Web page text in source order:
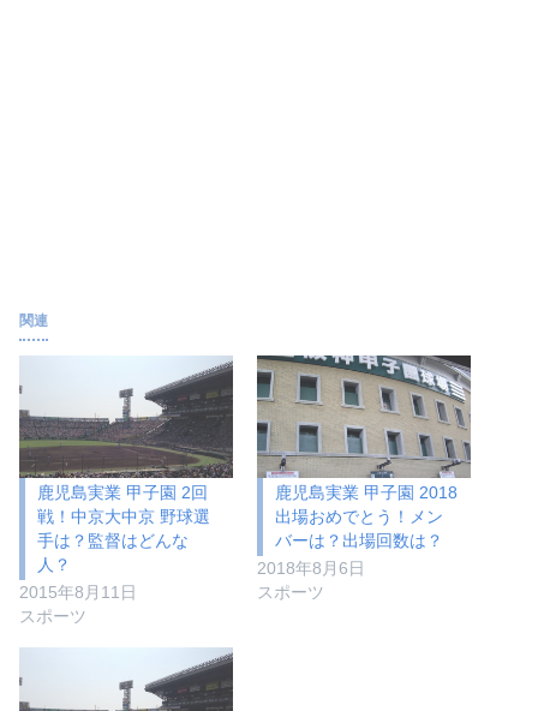
関連
鹿児島実業 甲子園 2回
戦！中京大中京 野球選
手は？監督はどんな
人？
2015年8月11日
スポーツ
鹿児島実業 甲子園 2018
出場おめでとう！メン
バーは？出場回数は？
2018年8月6日
スポーツ